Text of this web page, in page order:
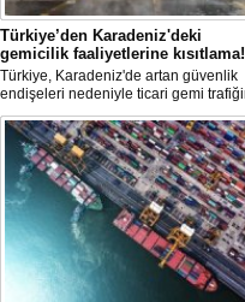
Türkiye’den Karadeniz'deki
gemicilik faaliyetlerine kısıtlama!
Türkiye, Karadeniz'de artan güvenlik
endişeleri nedeniyle ticari gemi
kısıtlamaya başladı. Bu durum,
bölgedeki gıda güvenliğini tehdit